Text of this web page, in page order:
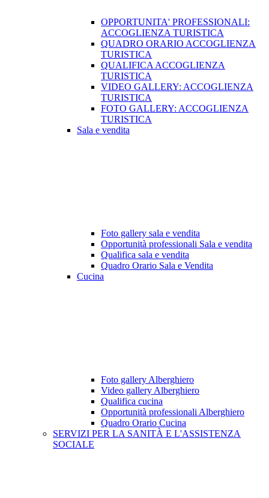
OPPORTUNITA' PROFESSIONALI:
ACCOGLIENZA TURISTICA
QUADRO ORARIO ACCOGLIENZA
TURISTICA
QUALIFICA ACCOGLIENZA
TURISTICA
VIDEO GALLERY: ACCOGLIENZA
TURISTICA
FOTO GALLERY: ACCOGLIENZA
TURISTICA
Sala e vendita
Foto gallery sala e vendita
Opportunità professionali Sala e vendita
Qualifica sala e vendita
Quadro Orario Sala e Vendita
Cucina
Foto gallery Alberghiero
Video gallery Alberghiero
Qualifica cucina
Opportunità professionali Alberghiero
Quadro Orario Cucina
SERVIZI PER LA SANITÀ E L'ASSISTENZA
SOCIALE